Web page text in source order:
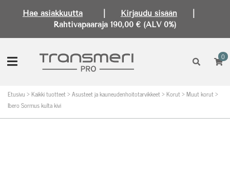
Hae asiakkuutta Kirjaudu sisään
Rahtivapaaraja 190,00 € (ALV 0%)
0
Etusivu >Kaikki tuotteet>Asusteet ja kauneudenhoitotarvikkeet>Korut>Muut korut>
Ibero Sormus kulta kivi